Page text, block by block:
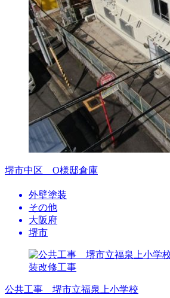
堺市中区 O様邸倉庫
外壁塗装
その他
大阪府
堺市
公共工事 堺市立福泉上小学校